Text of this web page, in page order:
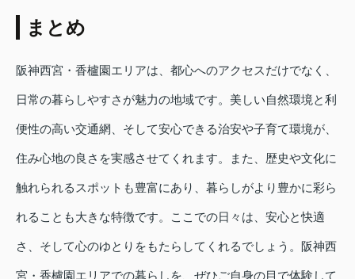
まとめ
阪神西宮・香櫨園エリアは、都心へのアクセスだけでなく、
日常の暮らしやすさが魅力の地域です。美しい自然環境と利
便性の高い交通網、そして安心できる治安や子育て環境が、
住み心地の良さを実感させてくれます。また、歴史や文化に
触れられるスポットも豊富にあり、暮らしがより豊かに彩ら
れることも大きな特徴です。ここでの日々は、安心と快適
さ、そして心のゆとりをもたらしてくれるでしょう。阪神西
宮・香櫨園エリアでの暮らしを、ぜひご自身の目で体験して